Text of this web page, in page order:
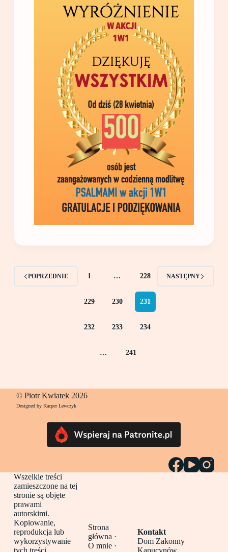
POPRZEDNIE 1 … 228
229 230 231
232 233 234
… 241
NASTĘPNY
© Piotr Kwiatek 2026
Designed by Kacper Lewczyk
Wszelkie treści
zamieszczone na tej
stronie są objęte
prawami
autorskimi.
Kopiowanie,
reprodukcja lub
wykorzystywanie
Strona
główna ·
O mnie ·
Kontakt
Dom Zakonny